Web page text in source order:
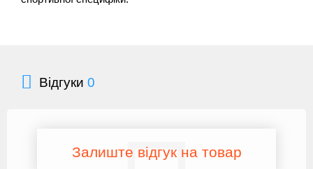
Відгуки 0
Залиште відгук на товар